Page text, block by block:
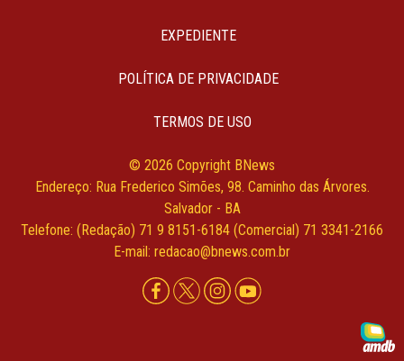
EXPEDIENTE
POLÍTICA DE PRIVACIDADE
TERMOS DE USO
© 2026 Copyright BNews
Endereço: Rua Frederico Simões, 98. Caminho das Árvores.
Salvador - BA
Telefone: (Redação) 71 9 8151-6184 (Comercial) 71 3341-2166
E-mail: redacao@bnews.com.br